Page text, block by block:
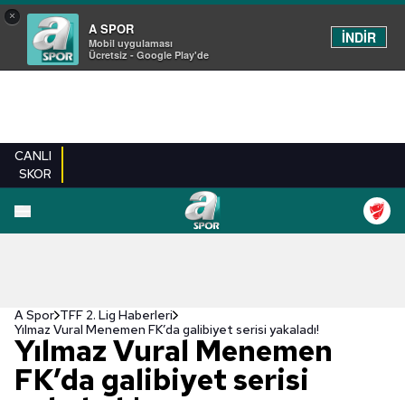
×
A SPOR
Mobil uygulaması
Ücretsiz - Google Play'de
İNDİR
CANLI
SKOR
A Spor TFF 2. Lig Haberleri
Yılmaz Vural Menemen FK’da galibiyet serisi yakaladı!
Yılmaz Vural Menemen
FK’da galibiyet serisi